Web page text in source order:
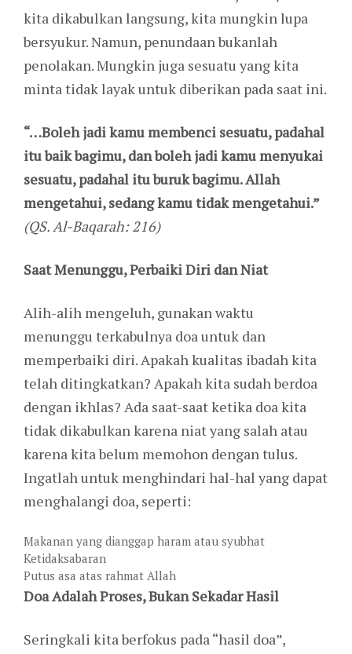
kita dikabulkan langsung, kita mungkin lupa
bersyukur. Namun, penundaan bukanlah
penolakan. Mungkin juga sesuatu yang kita
minta tidak layak untuk diberikan pada saat ini.
“…Boleh jadi kamu membenci sesuatu, padahal
itu baik bagimu, dan boleh jadi kamu menyukai
sesuatu, padahal itu buruk bagimu. Allah
mengetahui, sedang kamu tidak mengetahui.”
(QS. Al-Baqarah: 216)
Saat Menunggu, Perbaiki Diri dan Niat
Alih-alih mengeluh, gunakan waktu
menunggu terkabulnya doa untuk dan
memperbaiki diri. Apakah kualitas ibadah kita
telah ditingkatkan? Apakah kita sudah berdoa
dengan ikhlas? Ada saat-saat ketika doa kita
tidak dikabulkan karena niat yang salah atau
karena kita belum memohon dengan tulus.
Ingatlah untuk menghindari hal-hal yang dapat
menghalangi doa, seperti:
Makanan yang dianggap haram atau syubhat
Ketidaksabaran
Putus asa atas rahmat Allah
Doa Adalah Proses, Bukan Sekadar Hasil
Seringkali kita berfokus pada “hasil doa”,